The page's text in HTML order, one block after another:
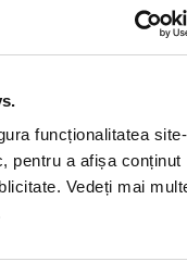
funcționalitatea
pentru a afișa conținut
Vedeți mai